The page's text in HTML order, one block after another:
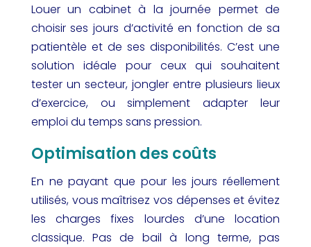
Louer un cabinet à la journée permet de
choisir ses jours d’activité en fonction de sa
patientèle et de ses disponibilités. C’est une
solution idéale pour ceux qui souhaitent
tester un secteur, jongler entre plusieurs lieux
d’exercice, ou simplement adapter leur
emploi du temps sans pression.
Optimisation des coûts
En ne payant que pour les jours réellement
utilisés, vous maîtrisez vos dépenses et évitez
les charges fixes lourdes d’une location
classique. Pas de bail à long terme, pas